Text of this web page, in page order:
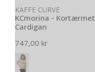
Vælg muligheder
KAFFE CURVE
KCmorina - Kortærmet
Cardigan
Normal
pris
747,00 kr